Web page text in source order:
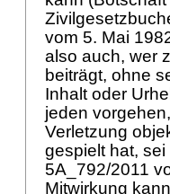
vom 5. Mai
also auch, wer
beiträgt, ohne
Inhalt oder
jeden
Verletzung
gespielt hat,
5A_792/2011
Mitwirkung